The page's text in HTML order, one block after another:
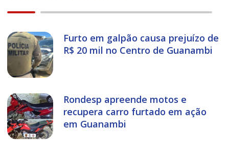
Furto em galpão causa prejuízo de
R$ 20 mil no Centro de Guanambi
Rondesp apreende motos e
recupera carro furtado em ação
em Guanambi